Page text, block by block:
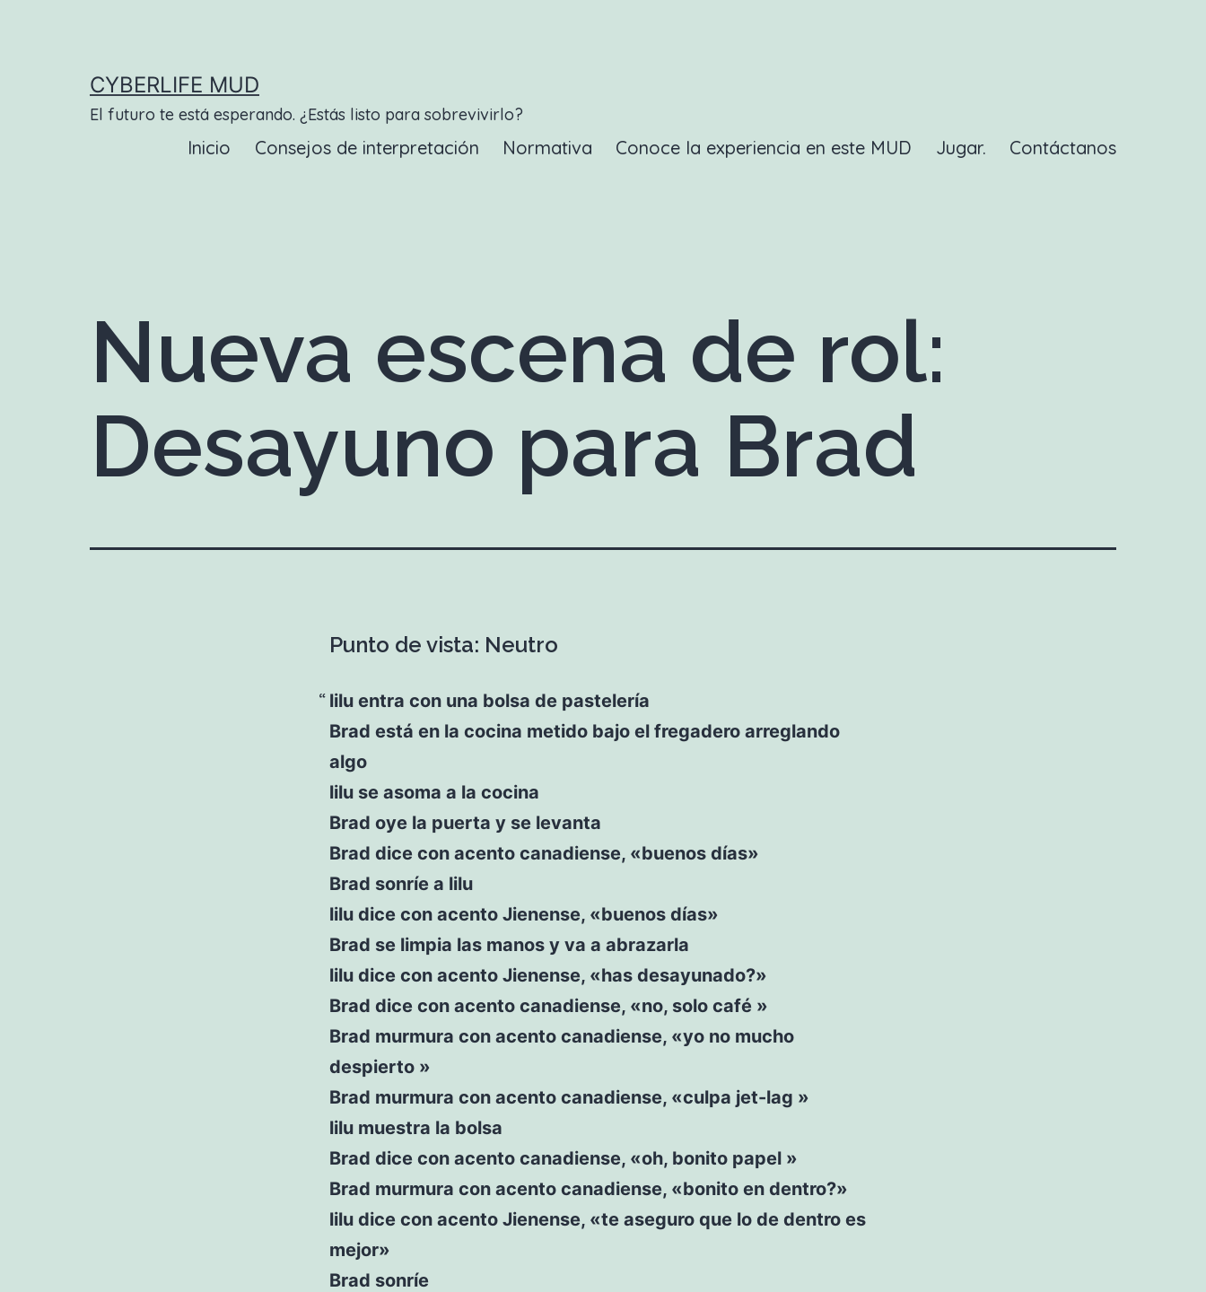
CYBERLIFE MUD
El futuro te está esperando. ¿Estás listo para sobrevivirlo?
Inicio Consejos de interpretación Normativa Conoce la experiencia en este MUD Jugar. Contáctanos
Nueva escena de rol:
Desayuno para Brad
Punto de vista: Neutro
lilu entra con una bolsa de pastelería
Brad está en la cocina metido bajo el fregadero arreglando
algo
lilu se asoma a la cocina
Brad oye la puerta y se levanta
Brad dice con acento canadiense, «buenos días»
Brad sonríe a lilu
lilu dice con acento Jienense, «buenos días»
Brad se limpia las manos y va a abrazarla
lilu dice con acento Jienense, «has desayunado?»
Brad dice con acento canadiense, «no, solo café »
Brad murmura con acento canadiense, «yo no mucho
despierto »
Brad murmura con acento canadiense, «culpa jet-lag »
lilu muestra la bolsa
Brad dice con acento canadiense, «oh, bonito papel »
Brad murmura con acento canadiense, «bonito en dentro?»
lilu dice con acento Jienense, «te aseguro que lo de dentro es
mejor»
Brad sonríe